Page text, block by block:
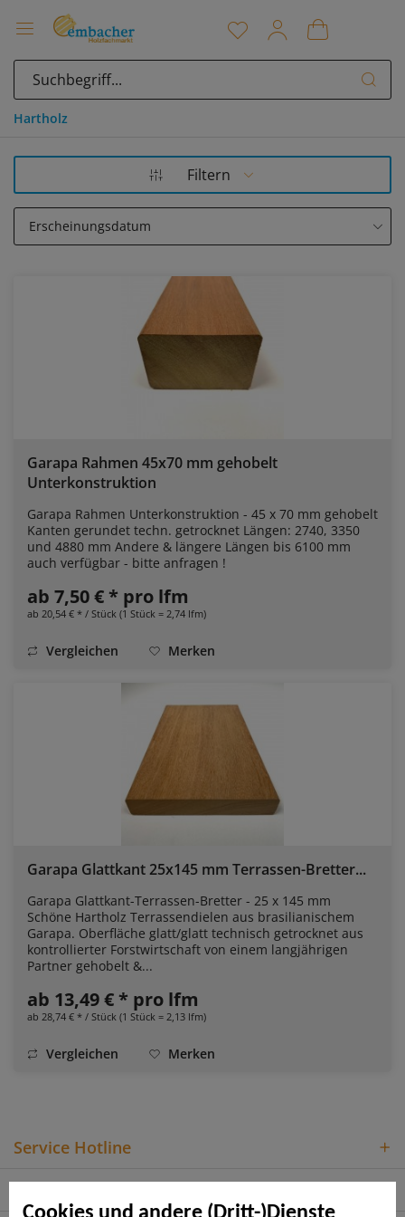
Hartholz
Filtern
Garapa Rahmen 45x70 mm gehobelt
Unterkonstruktion
Garapa Rahmen Unterkonstruktion - 45 x 70 mm gehobelt
Kanten gerundet techn. getrocknet Längen: 2740, 3350
und 4880 mm Andere & längere Längen bis 6100 mm
auch verfügbar - bitte anfragen !
ab 7,50 € * pro lfm
ab 20,54 € * / Stück (1 Stück = 2,74 lfm)
Vergleichen Merken
Garapa Glattkant 25x145 mm Terrassen-Bretter...
Garapa Glattkant-Terrassen-Bretter - 25 x 145 mm
Schöne Hartholz Terrassendielen aus brasilianischem
Garapa. Oberfläche glatt/glatt technisch getrocknet aus
kontrollierter Forstwirtschaft von einem langjährigen
Partner gehobelt &...
ab 13,49 € * pro lfm
ab 28,74 € * / Stück (1 Stück = 2,13 lfm)
Vergleichen Merken
Service Hotline